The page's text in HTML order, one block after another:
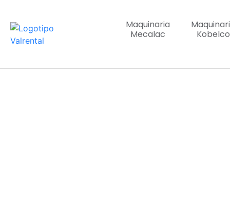
Maquinaria
Mecalac
Kobelco